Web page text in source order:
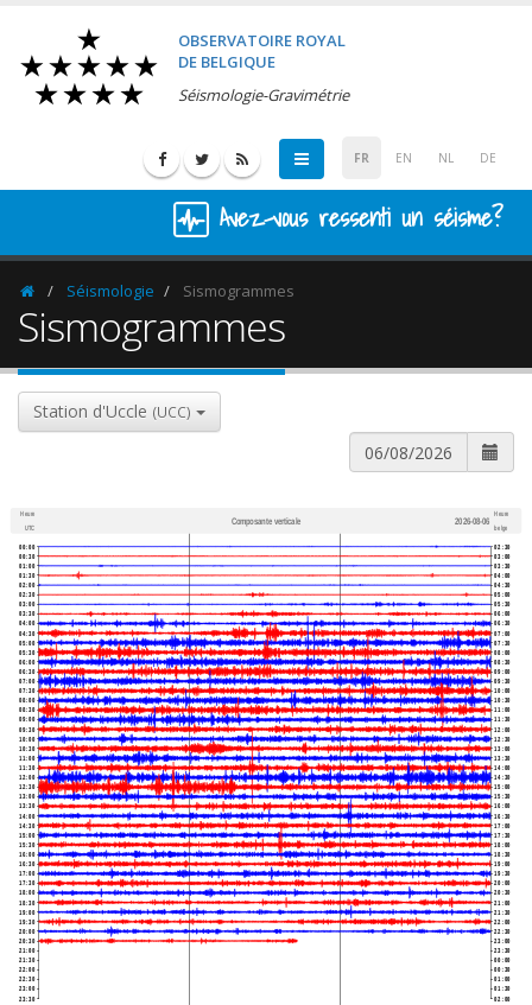
OBSERVATOIRE ROYAL
DE BELGIQUE
Séismologie-Gravimétrie
FR EN NL DE
Avez-vous ressenti un séisme?
HomepageSéismologie Sismogrammes
Sismogrammes
Station d'Uccle (UCC)
Heure
UTC
Composante verticale 2026-08-06
Heure
belge
00:00
00:30
01:00
01:30
02:00
02:30
03:00
03:30
04:00
04:30
05:00
05:30
06:00
06:30
07:00
07:30
08:00
08:30
09:00
09:30
10:00
10:30
11:00
11:30
12:00
12:30
13:00
13:30
14:00
14:30
15:00
15:30
16:00
16:30
17:00
17:30
18:00
18:30
19:00
19:30
20:00
20:30
21:00
21:30
22:00
22:30
23:00
23:30
02:30
03:00
03:30
04:00
04:30
05:00
05:30
06:00
06:30
07:00
07:30
08:00
08:30
09:00
09:30
10:00
10:30
11:00
11:30
12:00
12:30
13:00
13:30
14:00
14:30
15:00
15:30
16:00
16:30
17:00
17:30
18:00
18:30
19:00
19:30
20:00
20:30
21:00
21:30
22:00
22:30
23:00
23:30
00:00
00:30
01:00
01:30
02:00